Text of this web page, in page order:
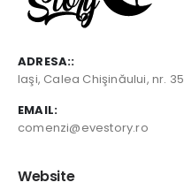
ADRESA::
Iaşi, Calea Chişinăului, nr. 35
EMAIL:
comenzi@evestory.ro
Website